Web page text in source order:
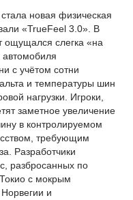
новая физическая
«TrueFeel 3.0». В
ощущался слегка «на
автомобиля
с учётом сотни
и температуры шин
нагрузки. Игроки,
заметное увеличение
в контролируемом
требующим
Разработчики
разбросанных по
с мокрым
и